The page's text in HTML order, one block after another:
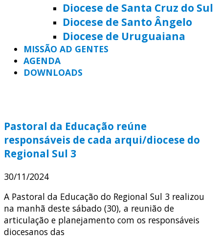
Diocese de Santa Cruz do Sul
Diocese de Santo Ângelo
Diocese de Uruguaiana
MISSÃO AD GENTES
AGENDA
DOWNLOADS
Pastoral da Educação reúne
responsáveis de cada arqui/diocese do
Regional Sul 3
30/11/2024
A Pastoral da Educação do Regional Sul 3 realizou
na manhã deste sábado (30), a reunião de
articulação e planejamento com os responsáveis
diocesanos das